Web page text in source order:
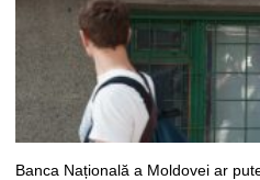
Banca Națională a Moldovei ar